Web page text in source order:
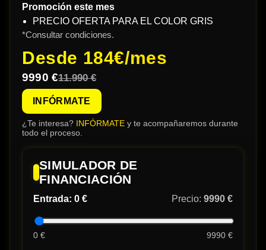
Promoción este mes
PRECIO OFERTA PARA EL COLOR GRIS
*Consultar condiciones.
Desde 184€/mes
9990 €11.990 €
INFÓRMATE
¿Te interesa? INFÓRMATE y te acompañaremos durante
todo el proceso.
SIMULADOR DE
FINANCIACIÓN
Entrada: 0 € Precio: 9990 €
0 € 9990 €